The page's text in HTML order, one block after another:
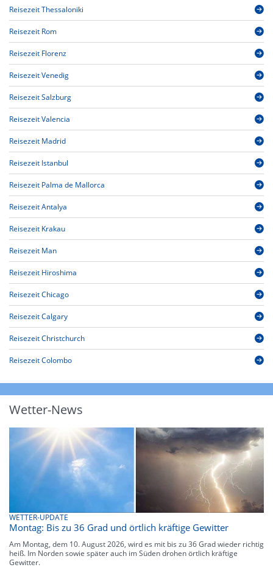
Reisezeit Thessaloniki
Reisezeit Rom
Reisezeit Florenz
Reisezeit Venedig
Reisezeit Salzburg
Reisezeit Valencia
Reisezeit Madrid
Reisezeit Istanbul
Reisezeit Palma de Mallorca
Reisezeit Antalya
Reisezeit Krakau
Reisezeit Man
Reisezeit Hiroshima
Reisezeit Chicago
Reisezeit Calgary
Reisezeit Christchurch
Reisezeit Colombo
Wetter-News
WETTER-UPDATE
Montag: Bis zu 36 Grad und örtlich kräftige Gewitter
Am Montag, dem 10. August 2026, wird es mit bis zu 36 Grad wieder richtig
heiß. Im Norden sowie später auch im Süden drohen örtlich kräftige
Gewitter.